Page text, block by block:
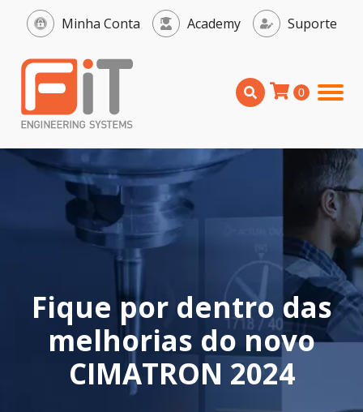
Minha Conta Academy Suporte
Fique por dentro das
melhorias do novo
CIMATRON 2024